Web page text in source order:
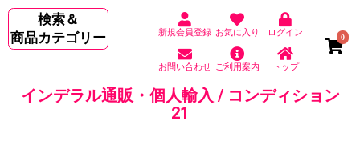
検索＆
商品カテゴリー
新規会員登録 お気に入り ログイン
お問い合わせ ご利用案内 トップ
0
インデラル通販・個人輸入 / コンディション
21